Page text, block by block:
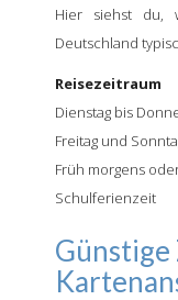
Hier siehst du,
Deutschland
Reisezeitraum
Dienstag bis
Freitag und
Früh morgens
Schulferienzeit
Günstige